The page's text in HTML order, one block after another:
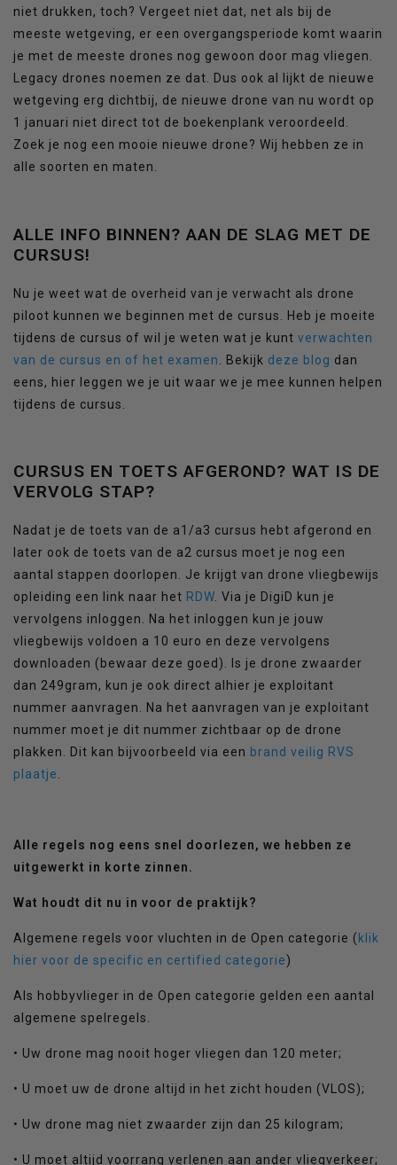
niet drukken, toch? Vergeet niet dat, net als bij de
meeste wetgeving, er een overgangsperiode komt waarin
je met de meeste drones nog gewoon door mag vliegen.
Legacy drones noemen ze dat. Dus ook al lijkt de nieuwe
wetgeving erg dichtbij, de nieuwe drone van nu wordt op
1 januari niet direct tot de boekenplank veroordeeld.
Zoek je nog een mooie nieuwe drone? Wij hebben ze in
alle soorten en maten.
ALLE INFO BINNEN? AAN DE SLAG MET DE
CURSUS!
Nu je weet wat de overheid van je verwacht als drone
piloot kunnen we beginnen met de cursus. Heb je moeite
tijdens de cursus of wil je weten wat je kunt verwachten
van de cursus en of het examen
. Bekijk deze blog dan
eens, hier leggen we je uit waar we je mee kunnen helpen
tijdens de cursus.
CURSUS EN TOETS AFGEROND? WAT IS DE
VERVOLG STAP?
Nadat je de toets van de a1/a3 cursus hebt afgerond en
later ook de toets van de a2 cursus moet je nog een
aantal stappen doorlopen. Je krijgt van drone vliegbewijs
opleiding een link naar het RDW . Via je DigiD kun je
vervolgens inloggen. Na het inloggen kun je jouw
vliegbewijs voldoen a 10 euro en deze vervolgens
downloaden (bewaar deze goed). Is je drone zwaarder
dan 249gram, kun je ook direct alhier je exploitant
nummer aanvragen. Na het aanvragen van je exploitant
nummer moet je dit nummer zichtbaar op de drone
plakken. Dit kan bijvoorbeeld via een brand veilig RVS
plaatje
Alle regels nog eens snel doorlezen, we hebben ze
uitgewerkt in korte zinnen.
Wat houdt dit nu in voor de praktijk?
Algemene regels voor vluchten in de Open categorie ( klik
hier voor de specific en certified categorie)
Als hobbyvlieger in de Open categorie gelden een aantal
algemene spelregels.
• Uw drone mag nooit hoger vliegen dan 120 meter;
• U moet uw de drone altijd in het zicht houden (VLOS);
• Uw drone mag niet zwaarder zijn dan 25 kilogram;
• U moet altijd voorrang verlenen aan ander vliegverkeer;